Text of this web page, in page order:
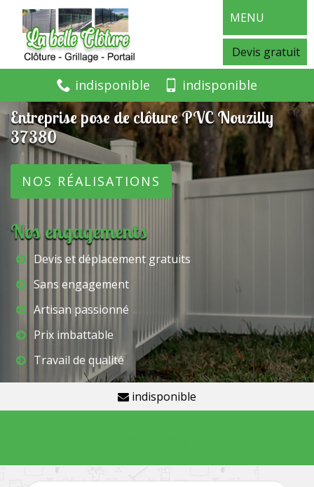
MENU
Devis gratuit
indisponible indisponible
Entreprise pose de clôture PVC Nouzilly
37380
NOS RÉALISATIONS
Nos engagements
Devis et déplacement gratuits
Sans engagement
Artisan passionné
Prix imbattable
Travail de qualité
indisponible